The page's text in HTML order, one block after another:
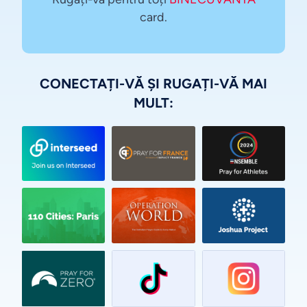
card.
CONECTAȚI-VĂ ȘI RUGAȚI-VĂ MAI
MULT:
Tamil
Telugu
Urdu
Vietnamese